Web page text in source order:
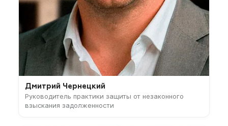
Дмитрий Чернецкий
Руководитель практики защиты от незаконного
взыскания задолженности